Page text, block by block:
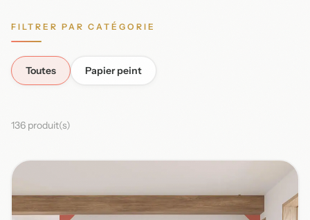
FILTRER PAR CATÉGORIE
Toutes Papier peint
136 produit(s)